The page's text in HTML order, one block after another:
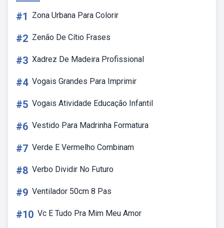
#1 Zona Urbana Para Colorir
#2 Zenão De Cítio Frases
#3 Xadrez De Madeira Profissional
#4 Vogais Grandes Para Imprimir
#5 Vogais Atividade Educação Infantil
#6 Vestido Para Madrinha Formatura
#7 Verde E Vermelho Combinam
#8 Verbo Dividir No Futuro
#9 Ventilador 50cm 8 Pas
#10 Vc E Tudo Pra Mim Meu Amor